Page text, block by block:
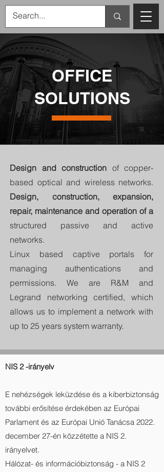
OFFICE
SOLUTIONS
Design and construction of copper-
based optical and wireless networks.
Design, construction, expansion,
repair, maintenance and operation of a
structured passive and active
networks.
Linux based captive portals for
managing authentications and
permissions. We are R&M and
Legrand networking certified, which
allows us to implement a network with
up to 25 years system warranty.
NIS 2 -irányelv
E nehézségek leküzdése és a kiberbiztonság
további erősítése érdekében az Európai
Parlament és az Európai Unió Tanácsa 2022.
december 27-én közzétette a NIS 2.
irányelvet.
Hálózat- és információbiztonság - a NIS 2